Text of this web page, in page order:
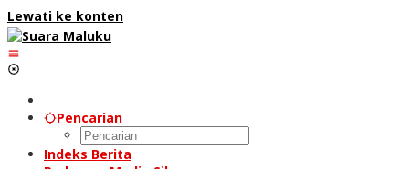
Lewati ke konten
Pencarian
Indeks Berita